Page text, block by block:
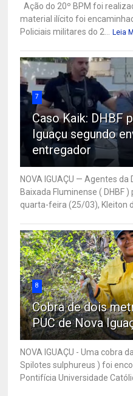
Ação do 20º BPM foi
material ilícito foi
Policiais militares do 2...
Leia
7
Caso Kaik: DHBF
Iguaçu segundo
entregador
NOVA IGUAÇU — Agentes
Baixada Fluminense ( DHBF
quarta-feira (25/03), Kleiton
8
Cobra de dois
PUC de Nova
NOVA IGUAÇU - Uma cobra
Spilotes sulphureus ) foi
Pontifícia Universidade